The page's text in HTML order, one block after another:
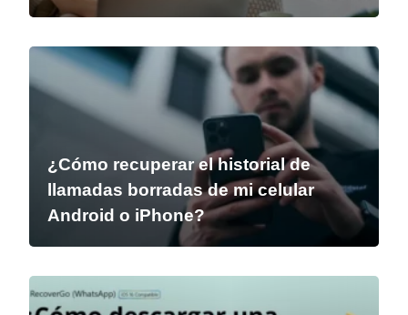
¿Cómo recuperar el historial de
llamadas borradas de mi celular
Android o iPhone?